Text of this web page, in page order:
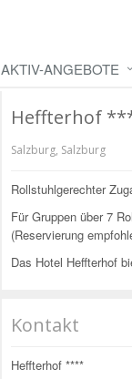
Heffterhof
Salzburg, Salzburg
Rollstuhlgerechter
Für Gruppen über 7
(Reservierung
Das Hotel Heffterhof
Kontakt
Heffterhof ****
AKTIV-ANGEBOTE